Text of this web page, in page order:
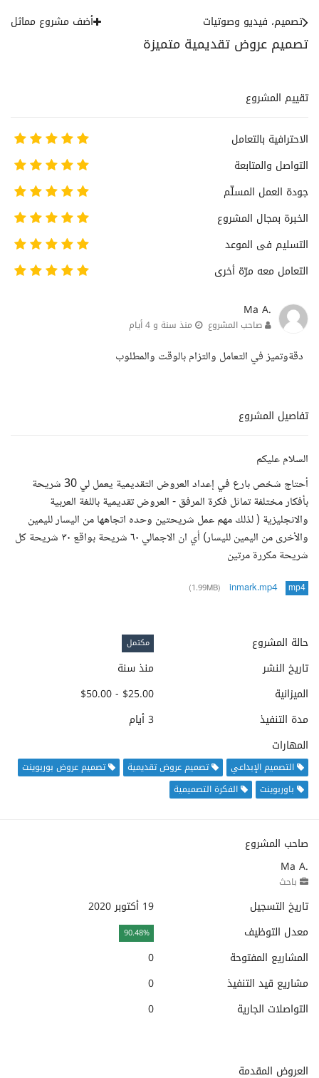
تصميم عروض تقديمية متميزة
تصميم، فيديو وصوتيات أضف مشروع مماثل
تقييم المشروع
الاحترافية بالتعامل
التواصل والمتابعة
جودة العمل المسلّم
الخبرة بمجال المشروع
التسليم فى الموعد
التعامل معه مرّة أخرى
Ma A.
صاحب المشروع منذ سنة و 4 أيام
دقةوتميز في التعامل والتزام بالوقت والمطلوب
تفاصيل المشروع
السلام عليكم
أحتاج شخص بارع في إعداد العروض التقديمية يعمل لي 30 شريحة
بأفكار مختلفة تماثل فكرة المرفق - العروض تقديمية باللغة العربية
والانجليزية ( لذلك مهم عمل شريحتين وحده اتجاهها من اليسار لليمين
والأخرى من اليمين لليسار) أي ان الاجمالي ٦٠ شريحة بواقع ٣٠ شريحة كل
شريحة مكررة مرتين
mp4
inmark.mp4
(1.99MB)
حالة المشروع مكتمل
تاريخ النشر
منذ سنة
الميزانية
$25.00 - $50.00
مدة التنفيذ
3 أيام
المهارات
التصميم الإبداعي تصميم عروض تقديمية
تصميم عروض بوربوينت
باوربوينت
الفكرة التصميمية
صاحب المشروع
Ma A.
باحث
تاريخ التسجيل
19 أكتوبر 2020
معدل التوظيف
90.48%
المشاريع المفتوحة
0
مشاريع قيد التنفيذ
0
التواصلات الجارية
0
العروض المقدمة